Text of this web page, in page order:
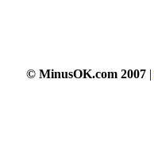
© MinusOK.com 2007 |